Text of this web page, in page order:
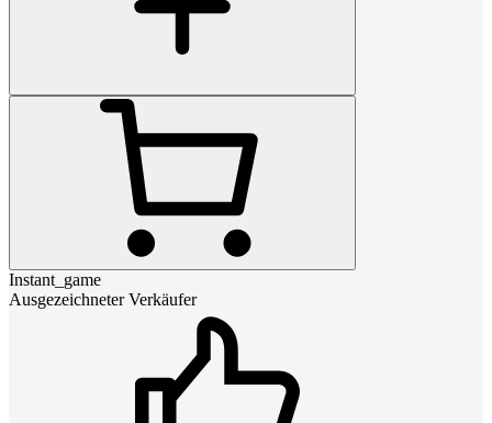
Instant_game
Ausgezeichneter Verkäufer